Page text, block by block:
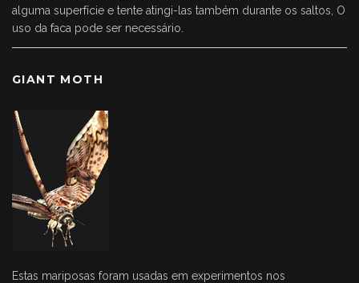
alguma superfície e tente atingi-las também durante os saltos, O
uso da faca pode ser necessário.
GIANT MOTH
Estas mariposas foram usadas em experimentos nos